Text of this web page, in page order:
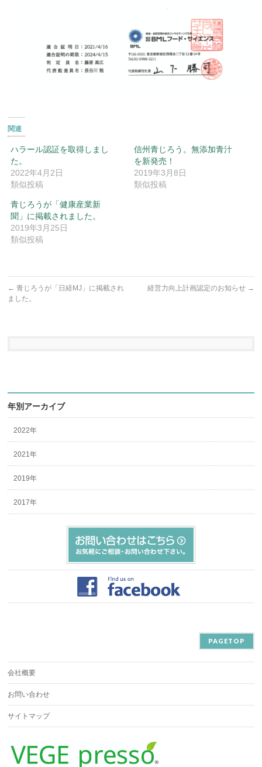
関連
ハラール認証を取得しまし
た。
2022年4月2日
類似投稿
信州青じろう。無添加青汁
を新発売！
2019年3月8日
類似投稿
青じろうが「健康産業新
聞」に掲載されました。
2019年3月25日
類似投稿
← 青じろうが「日経MJ」に掲載され
ました。
経営力向上計画認定のお知らせ →
年別アーカイブ
2022年
2021年
2019年
2017年
PAGETOP
会社概要
お問い合わせ
サイトマップ